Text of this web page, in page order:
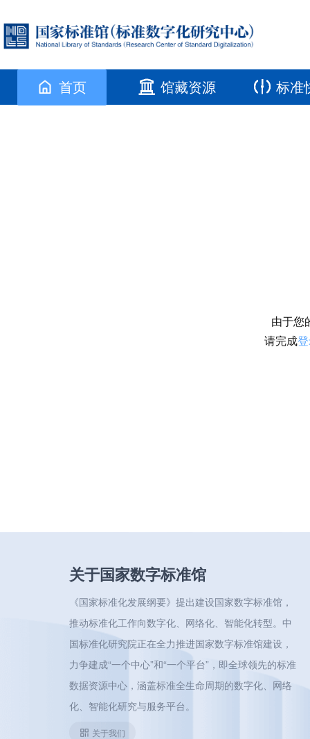
首页 馆藏资源 标准
由于您
请完成
关于国家数字标准馆
《国家标准化发展纲要》提出建设国家数字标准馆，
推动标准化工作向数字化、网络化、智能化转型。中
国标准化研究院正在全力推进国家数字标准馆建设，
力争建成“一个中心”和“一个平台”，即全球领先的标准
数据资源中心，涵盖标准全生命周期的数字化、网络
化、智能化研究与服务平台。
关于我们